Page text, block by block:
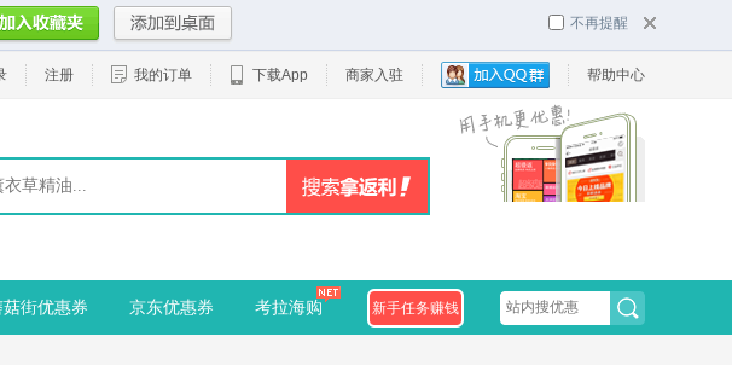
不再提醒
注册 我的订单 下载App 商家入驻 帮助中心
菇街优惠券 京东优惠券 考拉海购 新手任务赚钱